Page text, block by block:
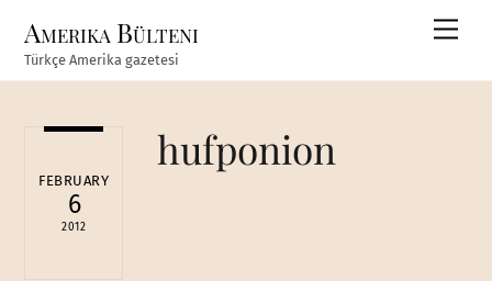
content
Amerika Bülteni
Türkçe Amerika gazetesi
FEBRUARY
6
2012
hufponion